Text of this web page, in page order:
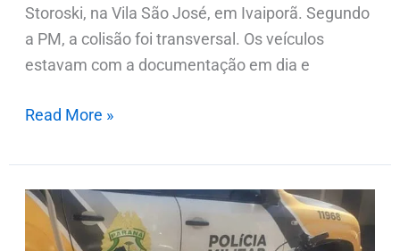
Storoski, na Vila São José, em Ivaiporã. Segundo
a PM, a colisão foi transversal. Os veículos
estavam com a documentação em dia e
Read More »
Motocicleta
desaparecida